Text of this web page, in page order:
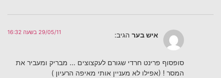
איש בער הגיב: 29/05/11 בשעה 16:32
סופסוף פרינט חרדי שגורם לעקצוצים … מבריק ומעביר את
המסר ! (אפילו לא מעניין אותי מאיפה הרעיון )